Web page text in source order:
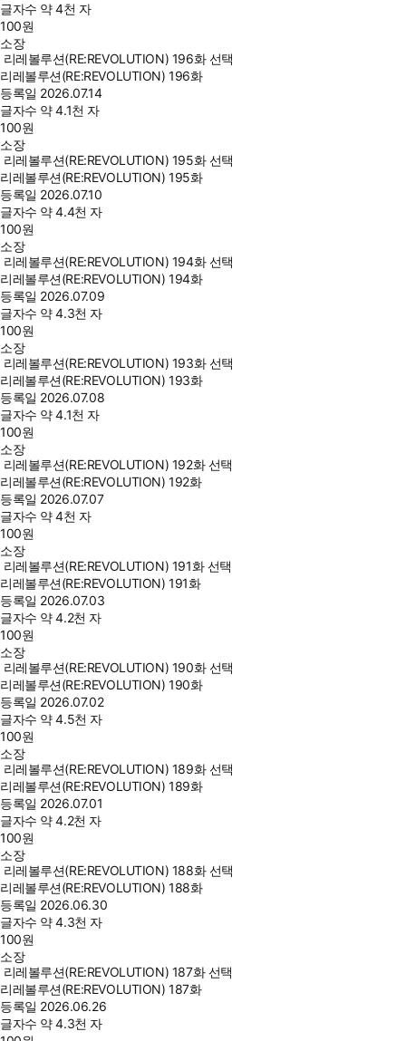
글자수 약 4천 자
100원
소장
리레볼루션(RE:REVOLUTION) 196화 선택
리레볼루션(RE:REVOLUTION) 196화
등록일 2026.07.14
글자수 약 4.1천 자
100원
소장
리레볼루션(RE:REVOLUTION) 195화 선택
리레볼루션(RE:REVOLUTION) 195화
등록일 2026.07.10
글자수 약 4.4천 자
100원
소장
리레볼루션(RE:REVOLUTION) 194화 선택
리레볼루션(RE:REVOLUTION) 194화
등록일 2026.07.09
글자수 약 4.3천 자
100원
소장
리레볼루션(RE:REVOLUTION) 193화 선택
리레볼루션(RE:REVOLUTION) 193화
등록일 2026.07.08
글자수 약 4.1천 자
100원
소장
리레볼루션(RE:REVOLUTION) 192화 선택
리레볼루션(RE:REVOLUTION) 192화
등록일 2026.07.07
글자수 약 4천 자
100원
소장
리레볼루션(RE:REVOLUTION) 191화 선택
리레볼루션(RE:REVOLUTION) 191화
등록일 2026.07.03
글자수 약 4.2천 자
100원
소장
리레볼루션(RE:REVOLUTION) 190화 선택
리레볼루션(RE:REVOLUTION) 190화
등록일 2026.07.02
글자수 약 4.5천 자
100원
소장
리레볼루션(RE:REVOLUTION) 189화 선택
리레볼루션(RE:REVOLUTION) 189화
등록일 2026.07.01
글자수 약 4.2천 자
100원
소장
리레볼루션(RE:REVOLUTION) 188화 선택
리레볼루션(RE:REVOLUTION) 188화
등록일 2026.06.30
글자수 약 4.3천 자
100원
소장
리레볼루션(RE:REVOLUTION) 187화 선택
리레볼루션(RE:REVOLUTION) 187화
등록일 2026.06.26
글자수 약 4.3천 자